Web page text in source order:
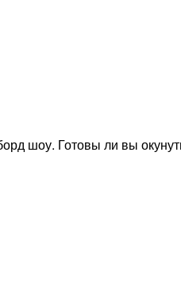
шоу. Готовы ли вы